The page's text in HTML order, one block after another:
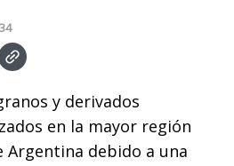
y derivados
en la mayor región
debido a una